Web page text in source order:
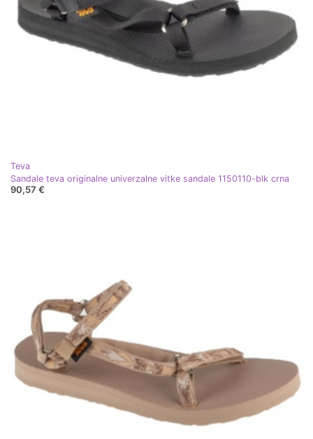
Teva
Sandale teva originalne univerzalne vitke sandale 1150110-blk crna
90,57 €